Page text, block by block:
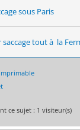
sous Paris
tout à la
ce sujet : 1 visiteur(s)